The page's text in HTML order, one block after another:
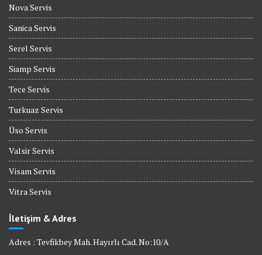
Nova Servis
Sanica Servis
Serel Servis
Siamp Servis
Tece Servis
Turkuaz Servis
Üso Servis
Valsir Servis
Visam Servis
Vitra Servis
İletişim & Adres
Adres : Tevfikbey Mah. Hayırlı Cad. No:10/A